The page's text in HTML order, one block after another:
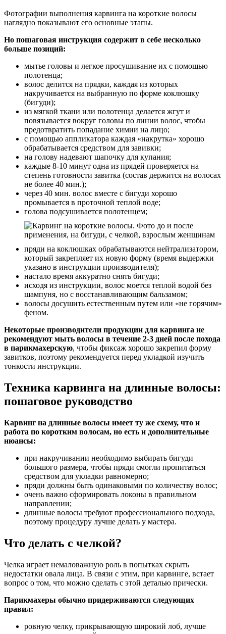
Фотографии выполнения карвинга на короткие волосы
наглядно показывают его основные этапы.
Но пошаговая инструкция содержит в себе несколько
больше позиций:
мытье головы и легкое просушивание их с помощью
полотенца;
волос делится на прядки, каждая из которых
накручивается на выбранную по форме коклюшку
(бигуди);
из мягкой ткани или полотенца делается жгут и
повязывается вокруг головы по линии волос, чтобы
предотвратить попадание химии на лицо;
с помощью аппликатора каждая «накрутка» хорошо
обрабатывается средством для завивки;
на голову надевают шапочку для купания;
каждые 8-10 минут одна из прядей проверяется на
степень готовности завитка (состав держится на волосах
не более 40 мин.);
через 40 мин. волос вместе с бигуди хорошо
промывается в проточной теплой воде;
голова подсушивается полотенцем;
пряди на коклюшках обрабатываются нейтрализатором,
который закрепляет их новую форму (время выдержки
указано в инструкции производителя);
настало время аккуратно снять бигуди;
исходя из инструкции, волос моется теплой водой без
шампуня, но с восстанавливающим бальзамом;
волосы досушить естественным путем или «не горячим»
феном.
Некоторые производители продукции для карвинга не
рекомендуют мыть волосы в течение 2-3 дней после похода
в парикмахерскую, чтобы фиксаж хорошо закрепил форму
завитков, поэтому рекомендуется перед укладкой изучить
тонкости инструкции.
Техника карвинга на длинные волосы:
пошаговое руководство
Карвинг на длинные волосы имеет ту же схему, что и
работа по коротким волосам, но есть и дополнительные
нюансы:
при накручивании необходимо выбирать бигуди
большого размера, чтобы пряди смогли пропитаться
средством для укладки равномерно;
пряди должны быть одинаковыми по количеству волос;
очень важно сформировать локоны в правильном
направлении;
длинные волосы требуют профессионального подхода,
поэтому процедуру лучше делать у мастера.
Что делать с челкой?
Челка играет немаловажную роль в попытках скрыть
недостатки овала лица. В связи с этим, при карвинге, встает
вопрос о том, что можно сделать с этой деталью прически.
Парикмахеры обычно придерживаются следующих
правил:
ровную челку, прикрывающую широкий лоб, лучше